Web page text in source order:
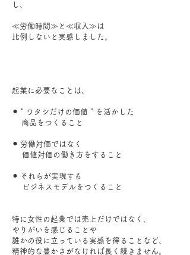
し、
≪労働時間≫と≪収入≫は
比例しないと実感しました。
起業に必要なことは、
⚫︎ " ワタシだけの価値 " を活かした
商品をつくること
⚫︎ 労働対価ではなく
価値対価の働き方をすること
⚫︎ それらが実現する
ビジネスモデルをつくること
特に女性の起業では売上だけではなく、
やりがいを感じることや
誰かの役に立っている実感を得ることなど、
精神的な豊かさがなければ長く続きません。